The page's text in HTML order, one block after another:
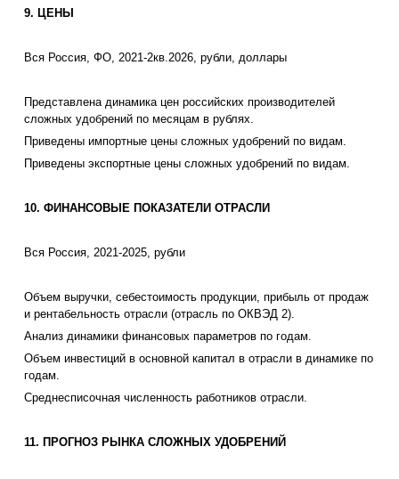
9. ЦЕНЫ
Вся Россия, ФО, 2021-2кв.2026, рубли, доллары
Представлена динамика цен российских производителей
сложных удобрений по месяцам в рублях.
Приведены импортные цены сложных удобрений по видам.
Приведены экспортные цены сложных удобрений по видам.
10. ФИНАНСОВЫЕ ПОКАЗАТЕЛИ ОТРАСЛИ
Вся Россия, 2021-2025, рубли
Объем выручки, себестоимость продукции, прибыль от продаж
и рентабельность отрасли (отрасль по ОКВЭД 2).
Анализ динамики финансовых параметров по годам.
Объем инвестиций в основной капитал в отрасли в динамике по
годам.
Среднесписочная численность работников отрасли.
11. ПРОГНОЗ РЫНКА СЛОЖНЫХ УДОБРЕНИЙ